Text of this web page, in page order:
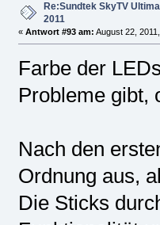
Re:Sundtek SkyTV
2011
« Antwort #93 am: August 22,
Farbe der
Probleme gibt,
Nach den
Ordnung aus,
Die Sticks